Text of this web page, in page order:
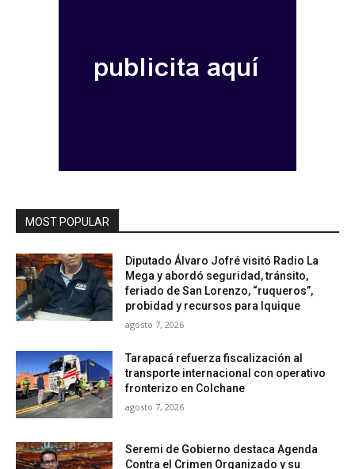
MOST POPULAR
Diputado Álvaro Jofré visitó Radio La
Mega y abordó seguridad, tránsito,
feriado de San Lorenzo, “ruqueros”,
probidad y recursos para Iquique
agosto 7, 2026
Tarapacá refuerza fiscalización al
transporte internacional con operativo
fronterizo en Colchane
agosto 7, 2026
Seremi de Gobierno destaca Agenda
Contra el Crimen Organizado y su